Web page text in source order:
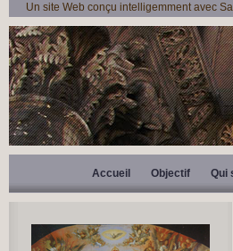
Un site Web conçu intelligemment avec
Accueil Objectif Qui